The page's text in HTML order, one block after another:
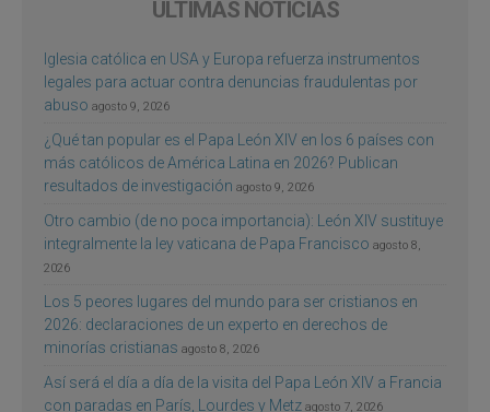
ÚLTIMAS NOTICIAS
Iglesia católica en USA y Europa refuerza instrumentos
legales para actuar contra denuncias fraudulentas por
abuso agosto 9, 2026
¿Qué tan popular es el Papa León XIV en los 6 países con
más católicos de América Latina en 2026? Publican
resultados de investigación agosto 9, 2026
Otro cambio (de no poca importancia): León XIV sustituye
integralmente la ley vaticana de Papa Francisco agosto 8,
2026
Los 5 peores lugares del mundo para ser cristianos en
2026: declaraciones de un experto en derechos de
minorías cristianas agosto 8, 2026
Así será el día a día de la visita del Papa León XIV a Francia
con paradas en París, Lourdes y Metz agosto 7, 2026